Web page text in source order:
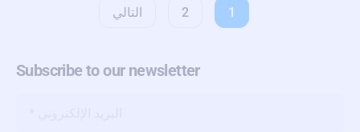
1
2 التالي
Subscribe to our newsletter